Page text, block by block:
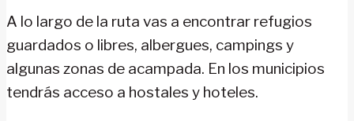
Senda
Pirenaica
A lo largo de la ruta vas a encontrar refugios
guardados o libres, albergues, campings y
algunas zonas de acampada. En los municipios
tendrás acceso a hostales y hoteles.